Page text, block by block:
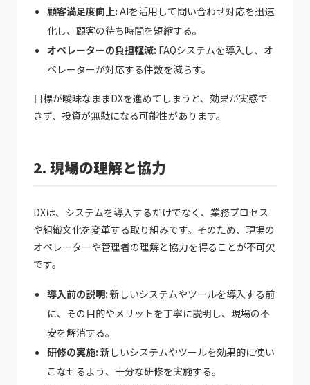
顧客満足度向上: AIを活用して問い合わせ対応を迅速
化し、顧客の待ち時間を短縮する。
オペレーターの負担軽減: FAQシステムを導入し、オ
ペレーターが対応する件数を減らす。
目標が曖昧なままDXを進めてしまうと、効果が実感で
きず、投資が無駄になる可能性があります。
2. 現場の理解と協力
DXは、システムを導入するだけでなく、業務プロセス
や組織文化を変革する取り組みです。そのため、現場の
オペレーターや管理者の理解と協力を得ることが不可欠
です。
導入前の説明: 新しいシステムやツールを導入する前
に、その目的やメリットを丁寧に説明し、現場の不
安を解消する。
研修の実施: 新しいシステムやツールを効果的に使い
こなせるよう、十分な研修を実施する。